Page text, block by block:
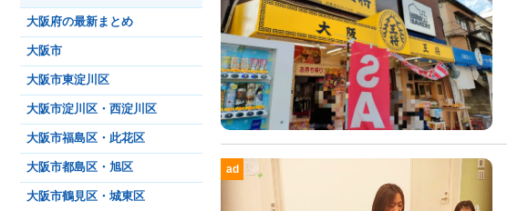
ad
大阪府の最新まとめ
大阪市
大阪市東淀川区
大阪市淀川区・西淀川区
大阪市福島区・此花区
大阪市都島区・旭区
大阪市鶴見区・城東区